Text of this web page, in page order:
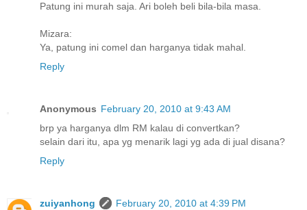
Patung ini murah saja. Ari boleh beli bila-bila masa.
Mizara:
Ya, patung ini comel dan harganya tidak mahal.
Reply
Anonymous February 20, 2010 at 9:43 AM
brp ya harganya dlm RM kalau di convertkan?
selain dari itu, apa yg menarik lagi yg ada di jual disana?
Reply
zuiyanhong
February 20, 2010 at 4:39 PM